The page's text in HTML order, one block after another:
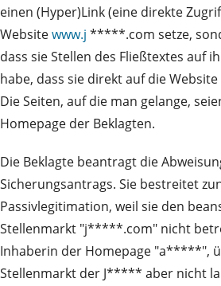
einen (Hyper)Link (eine direkte
Websitewww.j *****.com setze,
dass sie Stellen des Fließtextes auf
habe, dass sie direkt auf die
Die Seiten, auf die man gelange,
Homepage der Beklagten.
Die Beklagte beantragt die
Sicherungsantrags. Sie bestreitet
Passivlegitimation, weil sie den
Stellenmarkt "j*****.com" nicht
Inhaberin der Homepage "a*****",
Stellenmarkt der J***** aber nicht